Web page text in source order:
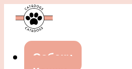
Собаки